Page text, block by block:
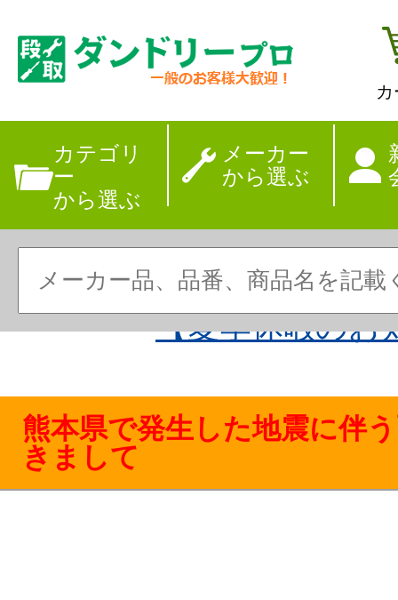
カテゴリ
ー
から選ぶ
メーカー
から選ぶ
【夏季休暇のお
熊本県で発生した地震に伴
きまして